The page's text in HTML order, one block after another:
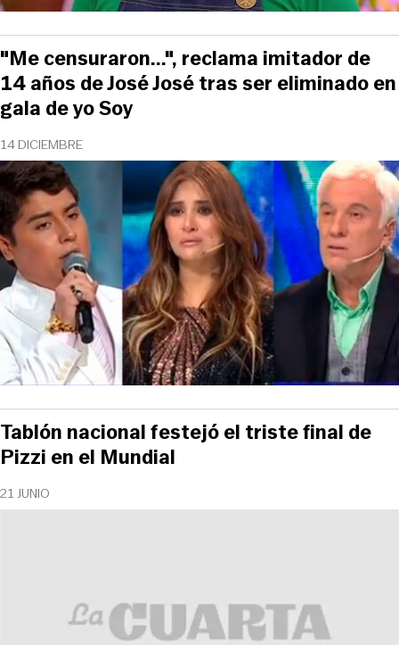
14 DICIEMBRE
"Me censuraron...", reclama imitador de
14 años de José José tras ser eliminado en
gala de yo Soy
21 JUNIO
Tablón nacional festejó el triste final de
Pizzi en el Mundial